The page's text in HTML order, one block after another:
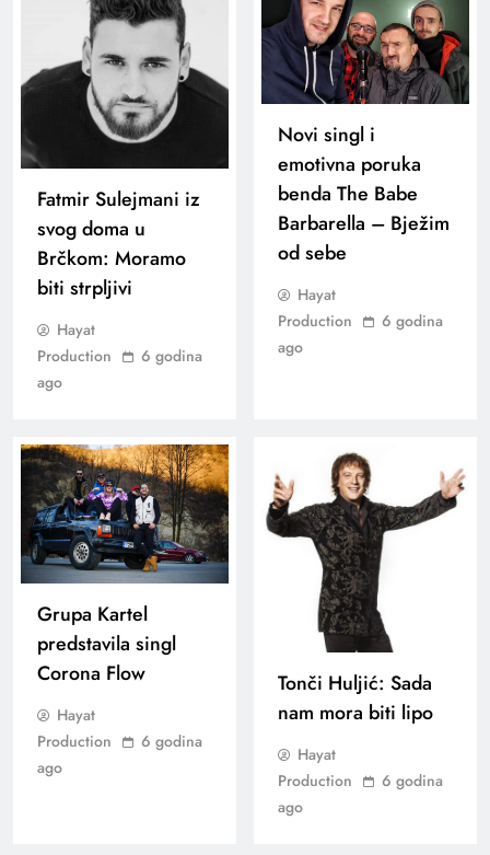
Fatmir Sulejmani iz
svog doma u
Brčkom: Moramo
biti strpljivi
Hayat
Production
6 godina
ago
Novi singl i
emotivna poruka
benda The Babe
Barbarella – Bježim
od sebe
Hayat
Production
6 godina
ago
Grupa Kartel
predstavila singl
Corona Flow
Hayat
Production
6 godina
ago
Tonči Huljić: Sada
nam mora biti lipo
Hayat
Production
6 godina
ago